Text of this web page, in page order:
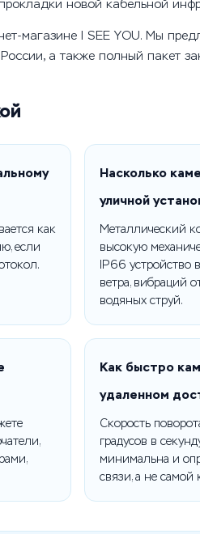
новой кабельной
магазине I SEE YOU. Мы
а также полный пакет
как
если
Насколько
уличной
Металлический
высокую
IP66 устройство
ветра, вибраций
водяных струй.
Как быстро
удаленном
Скорость
градусов в
минимальна и
связи, а не самой